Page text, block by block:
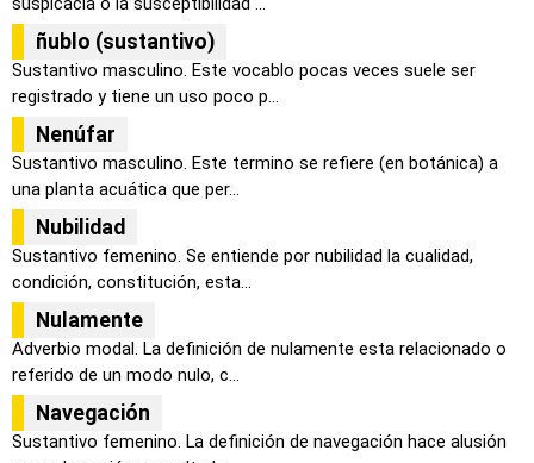
ñublo (sustantivo)
Sustantivo masculino. Este vocablo pocas veces suele ser
registrado y tiene un uso poco p...
Nenúfar
Sustantivo masculino. Este termino se refiere (en botánica) a
una planta acuática que per...
Nubilidad
Sustantivo femenino. Se entiende por nubilidad la cualidad,
condición, constitución, esta...
Nulamente
Adverbio modal. La definición de nulamente esta relacionado o
referido de un modo nulo, c...
Navegación
Sustantivo femenino. La definición de navegación hace alusión